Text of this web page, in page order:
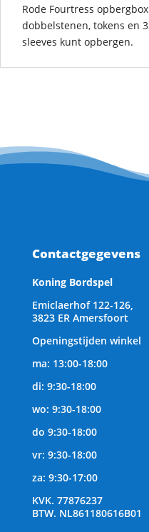
Rode Fourtress
dobbelstenen, tokens en
sleeves kunt opbergen.
Contactgegevens
Koning Bordspel
Emiclaerhof 122-126,
3823 ER Amersfoort
Openingstijden winkel
ma: 13:00-18:00
di: 9:30-18:00
wo: 9:30-18:00
do 9:30-18:00
vr: 9:30-18:00
za: 9:30-17:00
KVK. 77876237
BTW. NL861180616B01